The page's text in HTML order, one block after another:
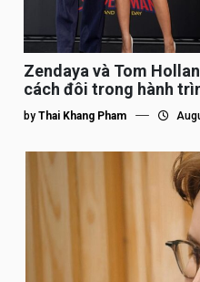
Zendaya và Tom
cách đôi trong hành
by Thai Khang Pham